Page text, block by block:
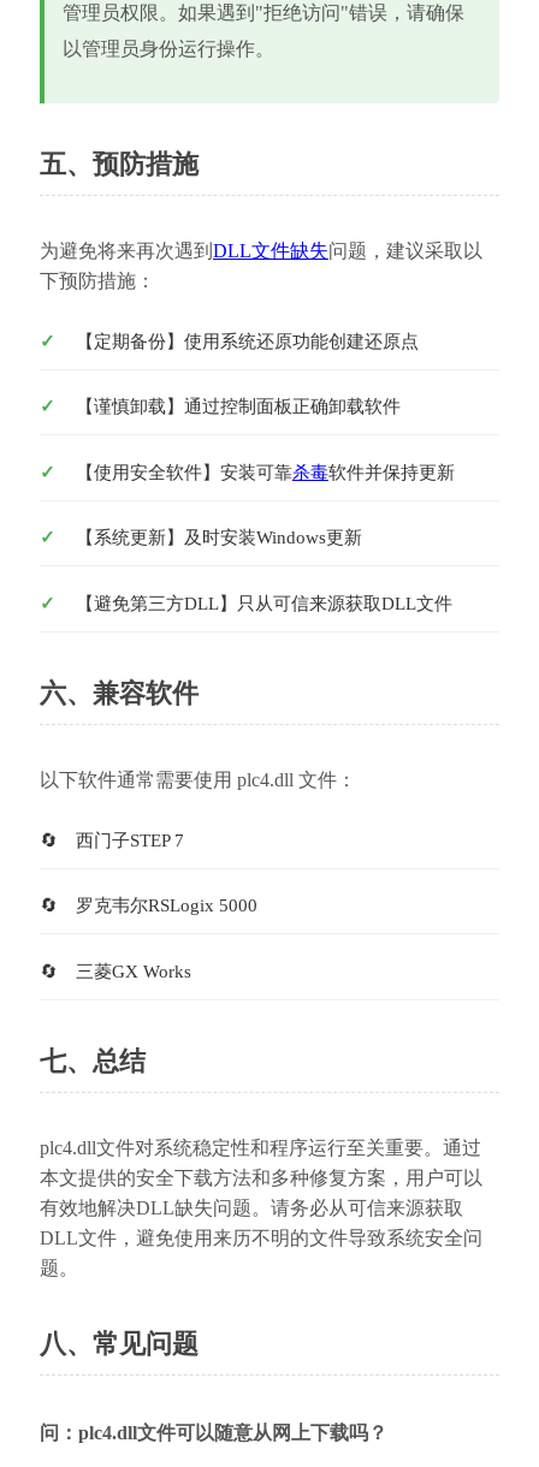
管理员权限。如果遇到"拒绝访问"错误，请确保
以管理员身份运行操作。
五、预防措施
为避免将来再次遇到 DLL文件缺失问题，建议采取以
下预防措施：
【定期备份】使用系统还原功能创建还原点
【谨慎卸载】通过控制面板正确卸载软件
【使用安全软件】安装可靠杀毒软件并保持更新
【系统更新】及时安装Windows更新
【避免第三方DLL】只从可信来源获取DLL文件
六、兼容软件
以下软件通常需要使用 plc4.dll 文件：
西门子STEP 7
罗克韦尔RSLogix 5000
三菱GX Works
七、总结
plc4.dll文件对系统稳定性和程序运行至关重要。通过
本文提供的安全下载方法和多种修复方案，用户可以
有效地解决DLL缺失问题。请务必从可信来源获取
DLL文件，避免使用来历不明的文件导致系统安全问
题。
八、常见问题
问：plc4.dll文件可以随意从网上下载吗？